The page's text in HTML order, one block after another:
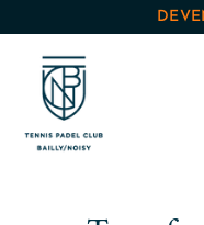
contenu